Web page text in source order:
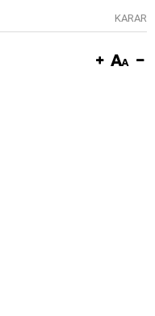
KARAR